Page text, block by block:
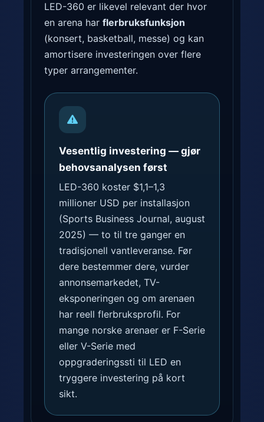
LED-360 er likevel relevant der hvor
en arena har flerbruks­funksjon
(konsert, basketball, messe) og kan
amortisere investeringen over flere
typer arrangementer.
Vesentlig investering — gjør
behovsanalysen først
LED-360 koster $1,1–1,3
millioner USD per installasjon
(Sports Business Journal, august
2025) — to til tre ganger en
tradisjonell vantleveranse. Før
dere bestemmer dere, vurder
annonsemarkedet, TV-
eksponeringen og om arenaen
har reell flerbruksprofil. For
mange norske arenaer er F-Serie
eller V-Serie med
oppgraderingssti til LED en
tryggere investering på kort
sikt.